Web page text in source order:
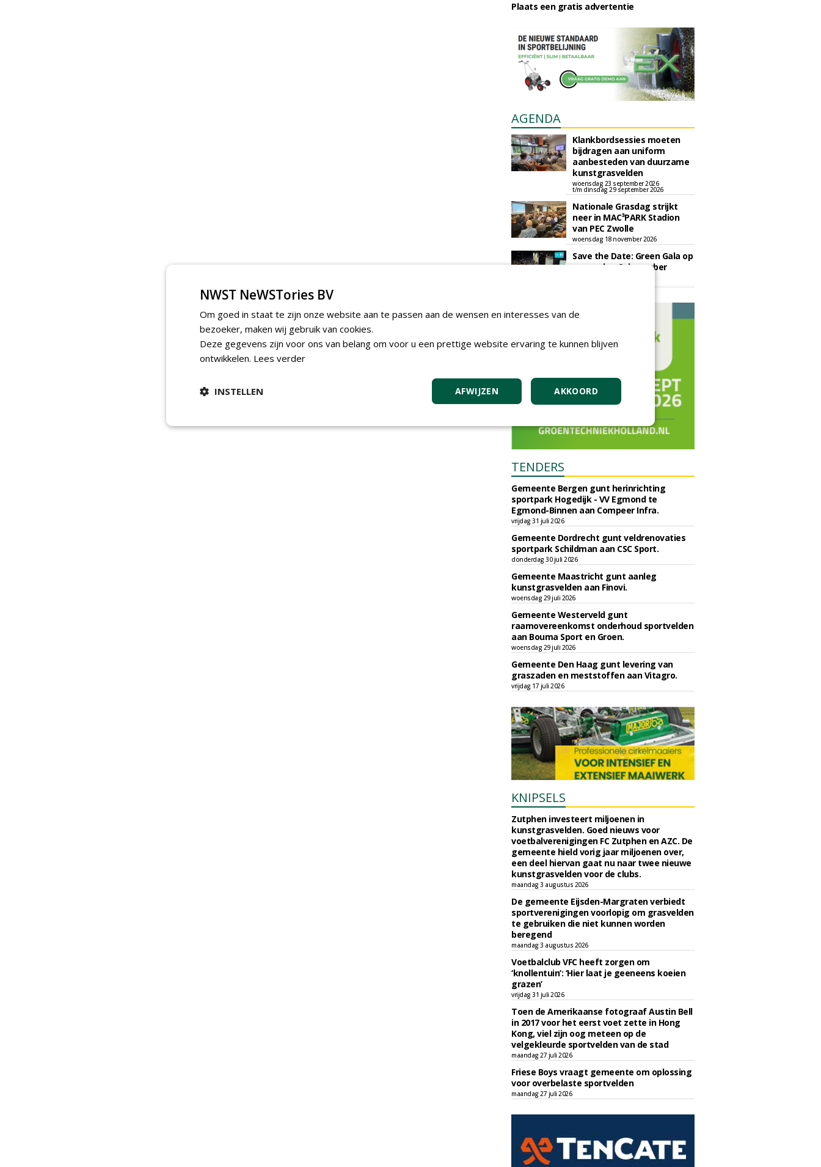
Plaats een gratis advertentie
AGENDA
Klankbordsessies moeten
bijdragen aan uniform
aanbesteden van duurzame
kunstgrasvelden
woensdag 23 september 2026
t/m dinsdag 29 september 2026
Nationale Grasdag strijkt
neer in MAC³PARK Stadion
van PEC Zwolle
woensdag 18 november 2026
Save the Date: Green Gala op
woensdag 2 december
TENDERS
Gemeente Bergen gunt herinrichting
sportpark Hogedijk - VV Egmond te
Egmond-Binnen aan Compeer Infra.
vrijdag 31 juli 2026
Gemeente Dordrecht gunt veldrenovaties
sportpark Schildman aan CSC Sport.
donderdag 30 juli 2026
Gemeente Maastricht gunt aanleg
kunstgrasvelden aan Finovi.
woensdag 29 juli 2026
Gemeente Westerveld gunt
raamovereenkomst onderhoud sportvelden
aan Bouma Sport en Groen.
woensdag 29 juli 2026
Gemeente Den Haag gunt levering van
graszaden en meststoffen aan Vitagro.
vrijdag 17 juli 2026
KNIPSELS
Zutphen investeert miljoenen in
kunstgrasvelden. Goed nieuws voor
voetbalverenigingen FC Zutphen en AZC. De
gemeente hield vorig jaar miljoenen over,
een deel hiervan gaat nu naar twee nieuwe
kunstgrasvelden voor de clubs.
maandag 3 augustus 2026
De gemeente Eijsden-Margraten verbiedt
sportverenigingen voorlopig om grasvelden
te gebruiken die niet kunnen worden
beregend
maandag 3 augustus 2026
Voetbalclub VFC heeft zorgen om
‘knollentuin’: ‘Hier laat je geeneens koeien
grazen’
vrijdag 31 juli 2026
Toen de Amerikaanse fotograaf Austin Bell
in 2017 voor het eerst voet zette in Hong
Kong, viel zijn oog meteen op de
velgekleurde sportvelden van de stad
maandag 27 juli 2026
Friese Boys vraagt gemeente om oplossing
voor overbelaste sportvelden
maandag 27 juli 2026
NWST NeWSTories BV
Om goed in staat te zijn onze website aan te passen aan de wensen en interesses van de
bezoeker, maken wij gebruik van cookies.
Deze gegevens zijn voor ons van belang om voor u een prettige website ervaring te kunnen blijven
ontwikkelen. Lees verder
AKKOORD
AFWIJZEN
INSTELLEN